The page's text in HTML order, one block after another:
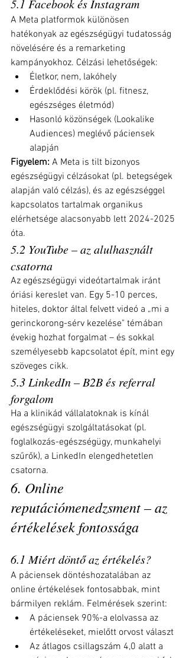
5.1 Facebook és Instagram
A Meta platformok különösen
hatékonyak az egészségügyi tudatosság
növelésére és a remarketing
kampányokhoz. Célzási lehetőségek:
Életkor, nem, lakóhely
Érdeklődési körök (pl. fitnesz,
egészséges életmód)
Hasonló közönségek (Lookalike
Audiences) meglévő páciensek
alapján
Figyelem: A Meta is tilt bizonyos
egészségügyi célzásokat (pl. betegségek
alapján való célzás), és az egészséggel
kapcsolatos tartalmak organikus
elérhetsége alacsonyabb lett 2024-2025
óta.
5.2 YouTube – az alulhasznált
csatorna
Az egészségügyi videótartalmak iránt
óriási kereslet van. Egy 5-10 perces,
hiteles, doktor által felvett videó a „mi a
gerinckorong-sérv kezelése" témában
évekig hozhat forgalmat – és sokkal
személyesebb kapcsolatot épít, mint egy
szöveges cikk.
5.3 LinkedIn – B2B és referral
forgalom
Ha a klinikád vállalatoknak is kínál
egészségügyi szolgáltatásokat (pl.
foglalkozás-egészségügy, munkahelyi
szűrők), a LinkedIn elengedhetetlen
csatorna.
6. Online
reputációmenedzsment – az
értékelések fontossága
6.1 Miért döntő az értékelés?
A páciensek döntéshozatalában az
online értékelések fontosabbak, mint
bármilyen reklám. Felmérések szerint:
A páciensek 90%-a elolvassa az
értékeléseket, mielőtt orvost választ
Az átlagos csillagszám 4,0 alatt a